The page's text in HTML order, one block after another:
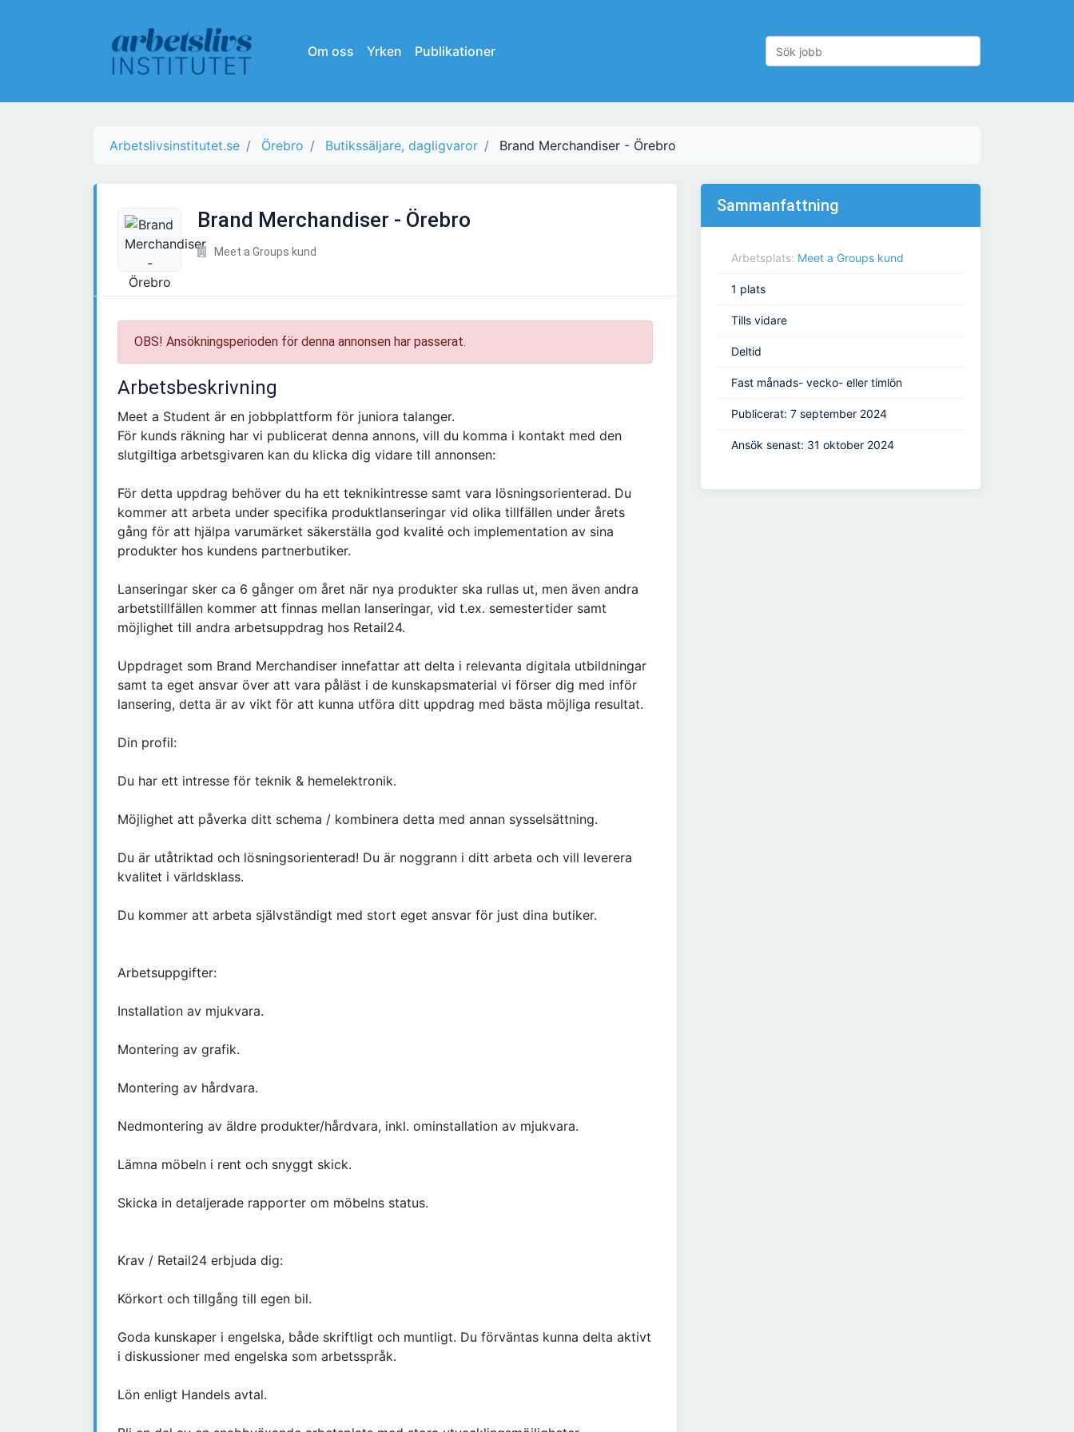
Om oss Yrken Publikationer
Arbetslivsinstitutet.se Örebro Butikssäljare, dagligvaror Brand Merchandiser - Örebro
Brand Merchandiser - Örebro
Meet a Groups kund
OBS! Ansökningsperioden för denna annonsen har passerat.
Arbetsbeskrivning
Meet a Student är en jobbplattform för juniora talanger.
För kunds räkning har vi publicerat denna annons, vill du komma i kontakt med den
slutgiltiga arbetsgivaren kan du klicka dig vidare till annonsen:
För detta uppdrag behöver du ha ett teknikintresse samt vara lösningsorienterad. Du
kommer att arbeta under specifika produktlanseringar vid olika tillfällen under årets
gång för att hjälpa varumärket säkerställa god kvalité och implementation av sina
produkter hos kundens partnerbutiker.
Lanseringar sker ca 6 gånger om året när nya produkter ska rullas ut, men även andra
arbetstillfällen kommer att finnas mellan lanseringar, vid t.ex. semestertider samt
möjlighet till andra arbetsuppdrag hos Retail24.
Uppdraget som Brand Merchandiser innefattar att delta i relevanta digitala utbildningar
samt ta eget ansvar över att vara påläst i de kunskapsmaterial vi förser dig med inför
lansering, detta är av vikt för att kunna utföra ditt uppdrag med bästa möjliga resultat.
Din profil:
Du har ett intresse för teknik & hemelektronik.
Möjlighet att påverka ditt schema / kombinera detta med annan sysselsättning.
Du är utåtriktad och lösningsorienterad! Du är noggrann i ditt arbeta och vill leverera
kvalitet i världsklass.
Du kommer att arbeta självständigt med stort eget ansvar för just dina butiker.
Arbetsuppgifter:
Installation av mjukvara.
Montering av grafik.
Montering av hårdvara.
Nedmontering av äldre produkter/hårdvara, inkl. ominstallation av mjukvara.
Lämna möbeln i rent och snyggt skick.
Skicka in detaljerade rapporter om möbelns status.
Krav / Retail24 erbjuda dig:
Körkort och tillgång till egen bil.
Goda kunskaper i engelska, både skriftligt och muntligt. Du förväntas kunna delta aktivt
i diskussioner med engelska som arbetsspråk.
Lön enligt Handels avtal.
Sammanfattning
Arbetsplats: Meet a Groups kund
1 plats
Tills vidare
Deltid
Fast månads- vecko- eller timlön
Publicerat: 7 september 2024
Ansök senast: 31 oktober 2024